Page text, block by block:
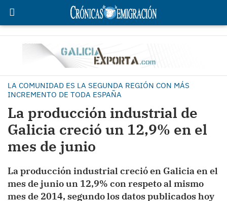
LA COMUNIDAD ES LA SEGUNDA REGIÓN CON MÁS
INCREMENTO DE TODA ESPAÑA
La producción industrial de
Galicia creció un 12,9% en el
mes de junio
La producción industrial creció en Galicia en el
mes de junio un 12,9% con respeto al mismo
mes de 2014, segundo los datos publicados hoy